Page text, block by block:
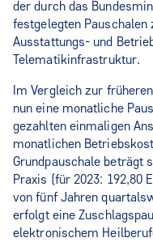
der durch das
festgelegten Pauschalen
Ausstattungs- und
Telematikinfrastruktur.
Im Vergleich zur
nun eine monatliche
gezahlten einmaligen
monatlichen
Grundpauschale beträgt
Praxis (für 2023: 192,80
von fünf Jahren
erfolgt eine
elektronischem